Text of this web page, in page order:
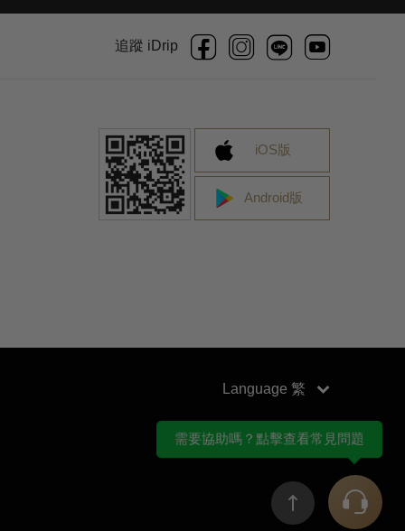
需要協助嗎？點擊查看常見問題
追蹤 iDrip
iOS版
Android版
Language